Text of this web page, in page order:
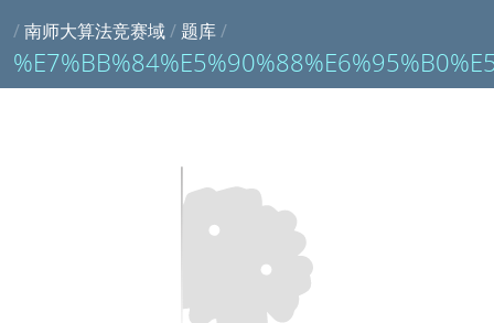
/南师大算法竞赛域/ 题库/